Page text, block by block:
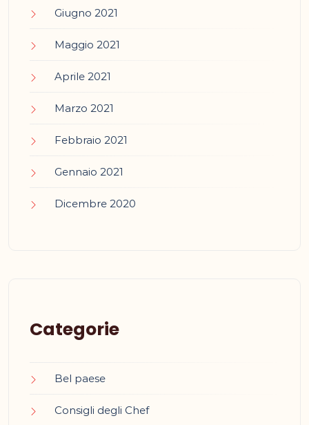
Giugno 2021
Maggio 2021
Aprile 2021
Marzo 2021
Febbraio 2021
Gennaio 2021
Dicembre 2020
Categorie
Bel paese
Consigli degli Chef